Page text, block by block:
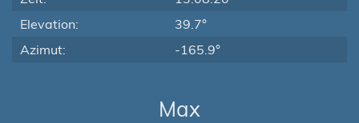
Elevation:
39.7°
Azimut:
-165.9°
Max